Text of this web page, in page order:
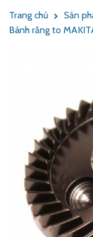
Trang chủ
Sản
Bánh răng to